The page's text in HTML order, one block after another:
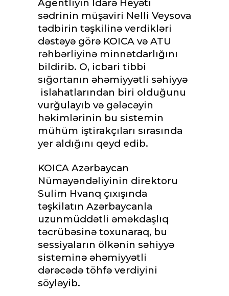
Agentliyin İdarə Heyəti
sədrinin müşaviri Nelli Veysova
tədbirin təşkilinə verdikləri
dəstəyə görə KOICA və ATU
rəhbərliyinə minnətdarlığını
bildirib. O, icbari tibbi
sığortanın əhəmiyyətli səhiyyə
islahatlarından biri olduğunu
vurğulayıb və gələcəyin
həkimlərinin bu sistemin
mühüm iştirakçıları sırasında
yer aldığını qeyd edib.
KOICA Azərbaycan
Nümayəndəliyinin direktoru
Sulim Hvanq çıxışında
təşkilatın Azərbaycanla
uzunmüddətli əməkdaşlıq
təcrübəsinə toxunaraq, bu
sessiyaların ölkənin səhiyyə
sisteminə əhəmiyyətli
dərəcədə töhfə verdiyini
söyləyib.